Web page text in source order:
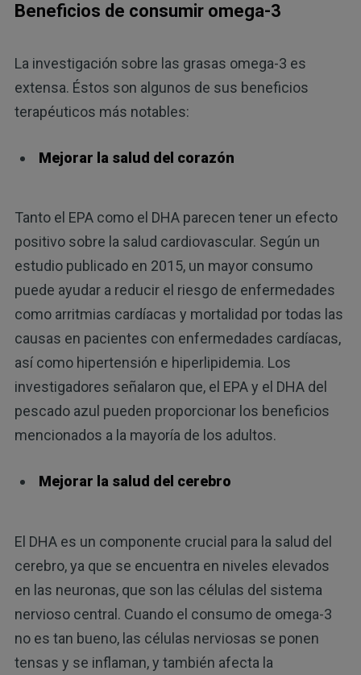
Beneficios de consumir omega-3
La investigación sobre las grasas omega-3 es
extensa. Éstos son algunos de sus beneficios
terapéuticos más notables:
Mejorar la salud del corazón
Tanto el EPA como el DHA parecen tener un efecto
positivo sobre la salud cardiovascular. Según un
estudio publicado en 2015, un mayor consumo
puede ayudar a reducir el riesgo de enfermedades
como arritmias cardíacas y mortalidad por todas las
causas en pacientes con enfermedades cardíacas,
así como hipertensión e hiperlipidemia. Los
investigadores señalaron que, el EPA y el DHA del
pescado azul pueden proporcionar los beneficios
mencionados a la mayoría de los adultos.
Mejorar la salud del cerebro
El DHA es un componente crucial para la salud del
cerebro, ya que se encuentra en niveles elevados
en las neuronas, que son las células del sistema
nervioso central. Cuando el consumo de omega-3
no es tan bueno, las células nerviosas se ponen
tensas y se inflaman, y también afecta la